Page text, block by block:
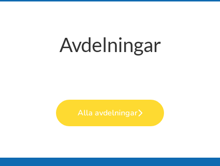
Avdelningar
Ekonomisk Förvaltning
Alla avdelningar